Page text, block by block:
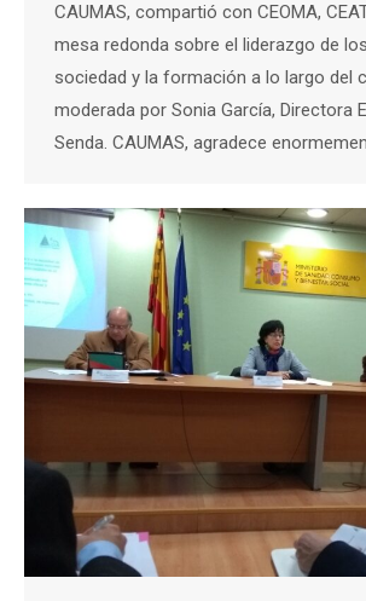
CAUMAS, compartió con CEOMA,
mesa redonda sobre el liderazgo de
sociedad y la formación a lo largo del
moderada por Sonia García, Directora
Senda. CAUMAS, agradece